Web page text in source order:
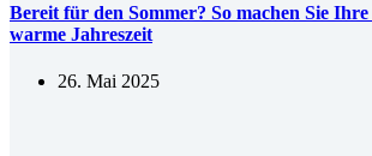
Bereit für den Sommer? So machen Sie
warme Jahreszeit
26. Mai 2025